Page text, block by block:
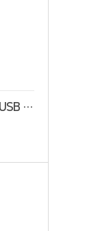
코드루트 메탈스틱 화이트 2.0 USB 4GB~128GB